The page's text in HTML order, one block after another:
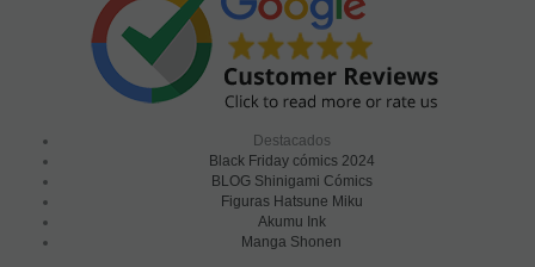
Destacados
Black Friday cómics 2024
BLOG Shinigami Cómics
Figuras Hatsune Miku
Akumu Ink
Manga Shonen